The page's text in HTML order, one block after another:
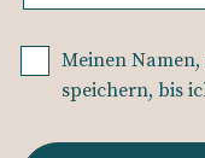
Meinen
speichern, bis